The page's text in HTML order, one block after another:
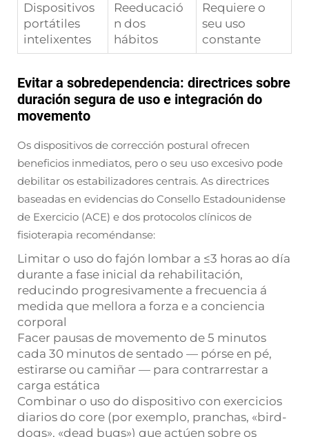
Dispositivos
portátiles
intelixentes
Reeducació
n dos
hábitos
Requiere o
seu uso
constante
Evitar a sobredependencia: directrices sobre
duración segura de uso e integración do
movemento
Os dispositivos de corrección postural ofrecen
beneficios inmediatos, pero o seu uso excesivo pode
debilitar os estabilizadores centrais. As directrices
baseadas en evidencias do Consello Estadounidense
de Exercicio (ACE) e dos protocolos clínicos de
fisioterapia recoméndanse:
Limitar o uso do fajón lombar a ≤3 horas ao día
durante a fase inicial da rehabilitación,
reducindo progresivamente a frecuencia á
medida que mellora a forza e a conciencia
corporal
Facer pausas de movemento de 5 minutos
cada 30 minutos de sentado — pórse en pé,
estirarse ou camiñar — para contrarrestar a
carga estática
Combinar o uso do dispositivo con exercicios
diarios do core (por exemplo, pranchas, «bird-
dogs», «dead bugs») que actúen sobre os